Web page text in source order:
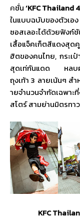
คชั่น‘KFC Thailand
ในแบบฉบับของตัวเอ
ซอสเลอะได้ด้วยฟังก์ชั
เสื้อแจ็คเก็ตสีแดงสุดคู
ฮิตของคนไทย, กระเ
สุดเท่กันแดด หลบ
ถุงเท้า3 ลายเน้นๆ ส
ายจำนวนจำกัดเฉพาะ
สโตร์ สามย่านมิตรทา
KFC